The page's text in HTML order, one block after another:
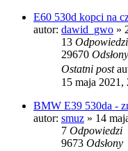
E60 530d kopci na
autor: dawid_gwo »
13 Odpowiedzi
29670 Odsłony
Ostatni post
15 maja 2021,
BMW E39 530da -
autor: smuz » 14
7 Odpowiedzi
9673 Odsłony